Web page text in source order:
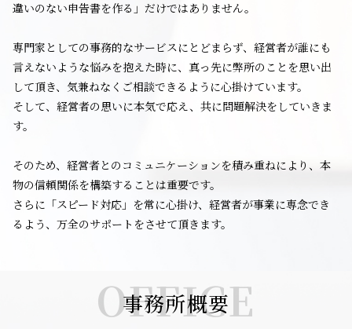
違いのない申告書を作る」だけではありません。
専門家としての事務的なサービスにとどまらず、経営者が誰にも
言えないような悩みを抱えた時に、真っ先に弊所のことを思い出
して頂き、気兼ねなくご相談できるように心掛けています。
そして、経営者の思いに本気で応え、共に問題解決をしていきま
す。
そのため、経営者とのコミュニケーションを積み重ねにより、本
物の信頼関係を構築することは重要です。
さらに「スピード対応」を常に心掛け、経営者が事業に専念でき
るよう、万全のサポートをさせて頂きます。
OFFICE
事務所概要